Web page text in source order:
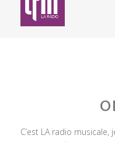
C’est LA radio